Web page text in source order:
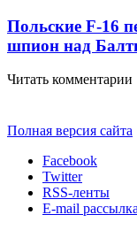
Польские F-16
шпион над
Читать комментарии
Полная версия сайта
Facebook
Twitter
RSS-ленты
E-mail рассылка